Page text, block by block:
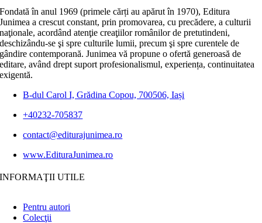
Fondată în anul 1969 (primele cărți au apărut în 1970), Editura
Junimea a crescut constant, prin promovarea, cu precădere, a culturii
naţionale, acordând atenţie creaţiilor românilor de pretutindeni,
deschizându-se şi spre culturile lumii, precum şi spre curentele de
gândire contemporană. Junimea vă propune o ofertă generoasă de
editare, având drept suport profesionalismul, experiența, continuitatea
exigentă.
B-dul Carol I, Grădina Copou, 700506, Iași
+40232-705837
contact@editurajunimea.ro
www.EdituraJunimea.ro
INFORMAŢII UTILE
Pentru autori
Colecţii